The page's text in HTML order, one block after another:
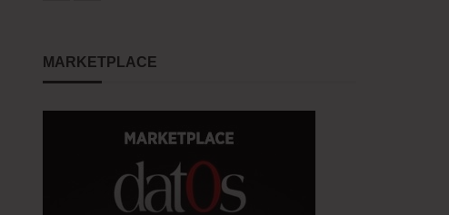
MARKETPLACE